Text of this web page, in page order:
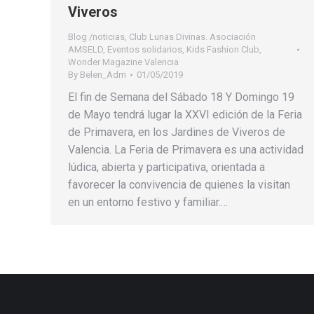
Viveros
Blog /noticias, Club Lunas Divinas. Asociación
AMSELD, Eventos solidarios, Kids Fashion Club,
Wonder Magazine Valencia
By Belen_Adm 01/05/2019
El fin de Semana del Sábado 18 Y Domingo 19
de Mayo tendrá lugar la XXVI edición de la Feria
de Primavera, en los Jardines de Viveros de
Valencia. La Feria de Primavera es una actividad
lúdica, abierta y participativa, orientada a
favorecer la convivencia de quienes la visitan
en un entorno festivo y familiar.…